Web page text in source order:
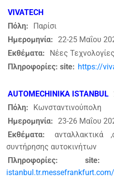
VIVATECH
Πόλη:
Παρίσι
Ημερομηνία: 22-25 Μαΐου
Εκθέματα:
Νέες
Πληροφορίες: site: https://
AUTOMECHINIKA ISTANBUL
Πόλη:
Κωνσταντινούπολη
Ημερομηνία: 23-26 Μαΐου
Εκθέματα:
ανταλλακτικά
συντήρησης αυτοκινήτων
Πληροφορίες: